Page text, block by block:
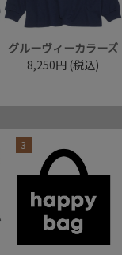
グルーヴィーカラーズ
8,250円 (税込)
3